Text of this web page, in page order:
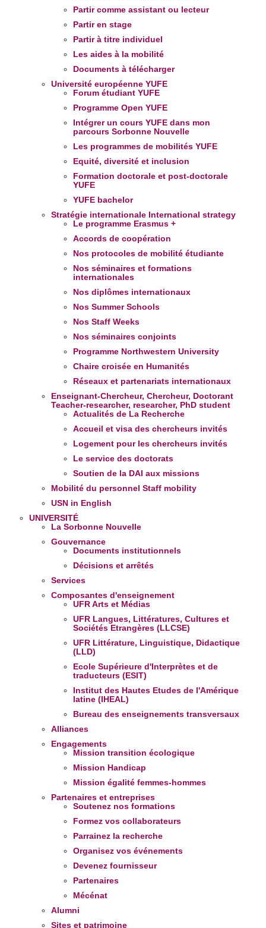
Partir comme assistant ou lecteur
Partir en stage
Partir à titre individuel
Les aides à la mobilité
Documents à télécharger
Université européenne YUFE
Forum étudiant YUFE
Programme Open YUFE
Intégrer un cours YUFE dans mon
parcours Sorbonne Nouvelle
Les programmes de mobilités YUFE
Equité, diversité et inclusion
Formation doctorale et post-doctorale
YUFE
YUFE bachelor
Stratégie internationale International strategy
Le programme Erasmus +
Accords de coopération
Nos protocoles de mobilité étudiante
Nos séminaires et formations
internationales
Nos diplômes internationaux
Nos Summer Schools
Nos Staff Weeks
Nos séminaires conjoints
Programme Northwestern University
Chaire croisée en Humanités
Réseaux et partenariats internationaux
Enseignant-Chercheur, Chercheur, Doctorant
Teacher-researcher, researcher, PhD student
Actualités de La Recherche
Accueil et visa des chercheurs invités
Logement pour les chercheurs invités
Le service des doctorats
Soutien de la DAI aux missions
Mobilité du personnelStaff mobility
USN in English
UNIVERSITÉ
La Sorbonne Nouvelle
Gouvernance
Documents institutionnels
Décisions et arrêtés
Services
Composantes d'enseignement
UFR Arts et Médias
UFR Langues, Littératures, Cultures et
Sociétés Etrangères (LLCSE)
UFR Littérature, Linguistique, Didactique
(LLD)
Ecole Supérieure d'Interprètes et de
traducteurs (ESIT)
Institut des Hautes Etudes de l'Amérique
latine (IHEAL)
Bureau des enseignements transversaux
Alliances
Engagements
Mission transition écologique
Mission Handicap
Mission égalité femmes-hommes
Partenaires et entreprises
Soutenez nos formations
Formez vos collaborateurs
Parrainez la recherche
Organisez vos événements
Devenez fournisseur
Partenaires
Mécénat
Alumni
Sites et patrimoine